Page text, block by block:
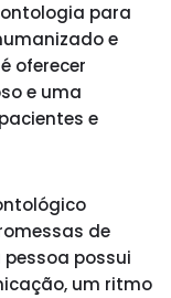
para
e
oferecer
e uma
e
de
possui
um ritmo